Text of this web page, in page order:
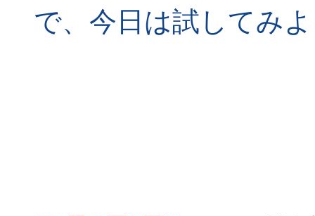
で、今日は試してみ